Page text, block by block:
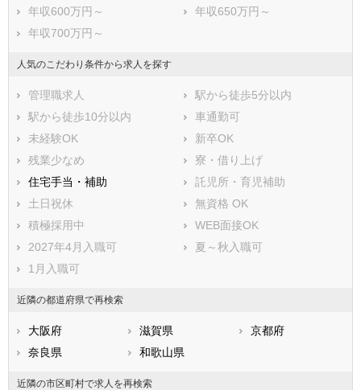
赤穂郡上郡町
佐用郡佐用町
美方郡香美町
年収600万円～
年収650万円～
年収700万円～
人気のこだわり条件から求人を探す
管理職求人
駅から徒歩5分以内
駅から徒歩10分以内
車通勤可
未経験OK
新卒OK
残業少なめ
寮・借り上げ
住宅手当・補助
託児所・育児補助
土日祝休
無資格 OK
積極採用中
WEB面接OK
2027年4月入職可
夏～秋入職可
1月入職可
近隣の都道府県で再検索
大阪府 滋賀県
京都府
奈良県
和歌山県
近隣の市区町村で求人を再検索